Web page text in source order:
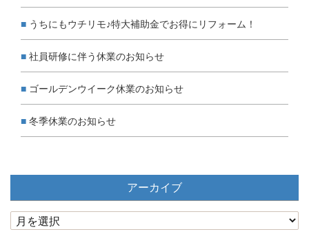
うちにもウチリモ♪特大補助金でお得にリフォーム！
社員研修に伴う休業のお知らせ
ゴールデンウイーク休業のお知らせ
冬季休業のお知らせ
アーカイブ
ア